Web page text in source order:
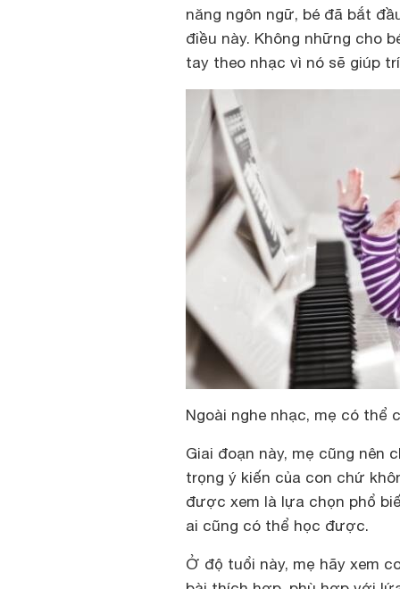
năng ngôn ngữ, bé đã bắt
điều này. Không những cho
tay theo nhạc vì nó sẽ giúp
Ngoài nghe nhạc, mẹ có thể
Giai đoạn này, mẹ cũng nên
trọng ý kiến của con chứ
được xem là lựa chọn phổ
ai cũng có thể học được.
Ở độ tuổi này, mẹ hãy xem